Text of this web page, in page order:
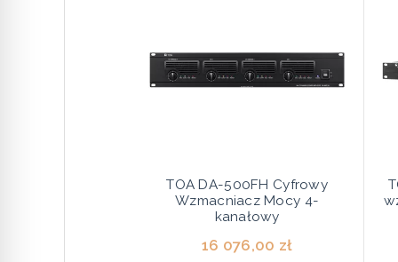
TOA DA-500FH Cyfrowy
Wzmacniacz Mocy 4-
kanałowy
16 076,00 zł